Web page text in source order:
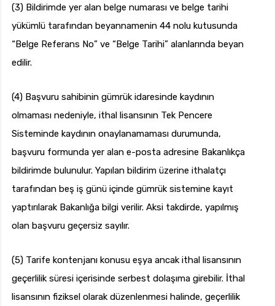
(3) Bildirimde yer alan belge numarası ve belge tarihi
yükümlü tarafından beyannamenin 44 nolu kutusunda
“Belge Referans No” ve “Belge Tarihi” alanlarında beyan
edilir.
(4) Başvuru sahibinin gümrük idaresinde kaydının
olmaması nedeniyle, ithal lisansının Tek Pencere
Sisteminde kaydının onaylanamaması durumunda,
başvuru formunda yer alan e-posta adresine Bakanlıkça
bildirimde bulunulur. Yapılan bildirim üzerine ithalatçı
tarafından beş iş günü içinde gümrük sistemine kayıt
yaptırılarak Bakanlığa bilgi verilir. Aksi takdirde, yapılmış
olan başvuru geçersiz sayılır.
(5) Tarife kontenjanı konusu eşya ancak ithal lisansının
geçerlilik süresi içerisinde serbest dolaşıma girebilir. İthal
lisansının fiziksel olarak düzenlenmesi halinde, geçerlilik